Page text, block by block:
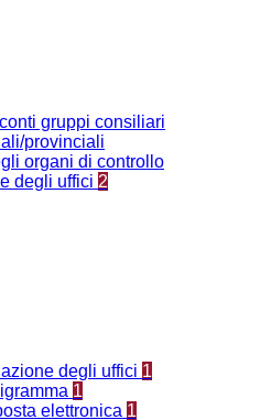
gruppi consiliari
provinciali
organi di controllo
degli uffici 2
degli uffici 1
1
elettronica 1